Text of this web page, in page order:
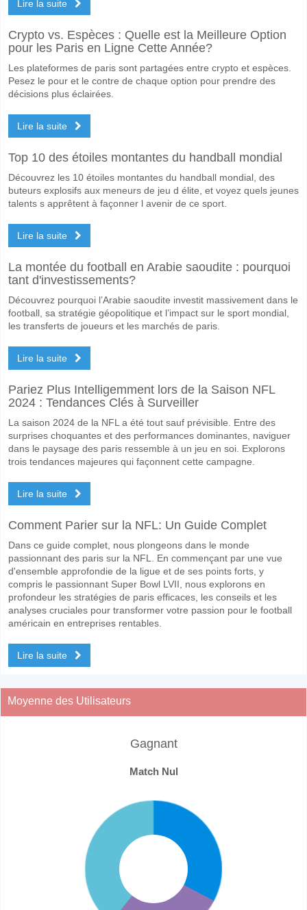
Quel sera le résultat correct attendu entre Libertad
Sur le côté risqué, vous pouvez essayer le Résultat Correct de 0-0
Lire la suite
Crypto vs. Espèces : Quelle est la Meilleure Option
pour les Paris en Ligne Cette Année?
Les plateformes de paris sont partagées entre crypto et espèces.
Pesez le pour et le contre de chaque option pour prendre des
décisions plus éclairées.
Lire la suite
Top 10 des étoiles montantes du handball mondial
Découvrez les 10 étoiles montantes du handball mondial, des
buteurs explosifs aux meneurs de jeu d élite, et voyez quels jeunes
talents s apprêtent à façonner l avenir de ce sport.
Lire la suite
La montée du football en Arabie saoudite : pourquoi
tant d'investissements?
Découvrez pourquoi l’Arabie saoudite investit massivement dans le
football, sa stratégie géopolitique et l’impact sur le sport mondial,
les transferts de joueurs et les marchés de paris.
Lire la suite
Pariez Plus Intelligemment lors de la Saison NFL
2024 : Tendances Clés à Surveiller
La saison 2024 de la NFL a été tout sauf prévisible. Entre des
surprises choquantes et des performances dominantes, naviguer
dans le paysage des paris ressemble à un jeu en soi. Explorons
trois tendances majeures qui façonnent cette campagne.
Lire la suite
Comment Parier sur la NFL: Un Guide Complet
Dans ce guide complet, nous plongeons dans le monde
passionnant des paris sur la NFL. En commençant par une vue
d'ensemble approfondie de la ligue et de ses points forts, y
compris le passionnant Super Bowl LVII, nous explorons en
profondeur les stratégies de paris efficaces, les conseils et les
analyses cruciales pour transformer votre passion pour le football
américain en entreprises rentables.
Lire la suite
Moyenne des Utilisateurs
Gagnant
Match Nul